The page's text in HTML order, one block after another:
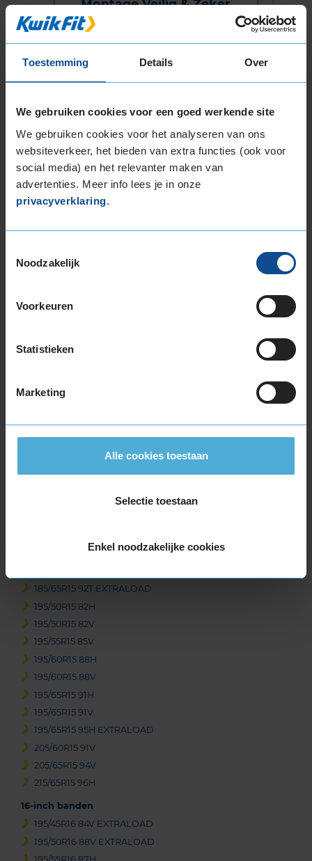
Toestemming Details Over
We gebruiken cookies voor een goed werkende site
We gebruiken cookies voor het analyseren van ons
websiteverkeer, het bieden van extra functies (ook voor
social media) en het relevanter maken van
advertenties. Meer info lees je in onze
privacyverklaring.
Noodzakelijk
Voorkeuren
Statistieken
Marketing
Alle cookies toestaan
Selectie toestaan
Enkel noodzakelijke cookies
Montage Veilig & Zeker
Montage
Ventiel of TPMS service
Stikstof
Bandengarantieplan
of
14-inch banden
185/60R14 82H
185/65R15 88H
185/65R15 92T EXTRALOAD
195/50R15 82H
195/50R15 82V
195/55R15 85V
195/60R15 88H
195/60R15 88V
195/65R15 91H
195/65R15 91V
195/65R15 95H EXTRALOAD
205/60R15 91V
205/65R15 94V
215/65R15 96H
16-inch banden
195/45R16 84V EXTRALOAD
195/50R16 88V EXTRALOAD